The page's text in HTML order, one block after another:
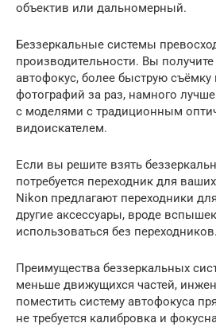
объектив или дальномерный.
Беззеркальные системы
производительности. Вы
автофокус, более быструю
фотографий за раз, намного
с моделями с традиционным
видоискателем.
Если вы решите взять
потребуется переходник для
Nikon предлагают переходники
другие аксессуары, вроде
использоваться без переходников.
Преимущества беззеркальных
меньше движущихся частей,
поместить систему автофокуса
не требуется калибровка и